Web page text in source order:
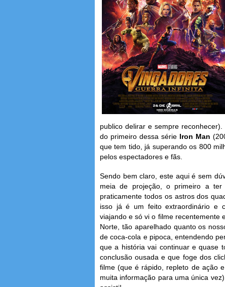
publico delirar e sempre
do primeiro dessa série Iron Man
que tem tido, já superando os 800
pelos espectadores e fãs.
Sendo bem claro, este aqui é sem
meia de projeção, o primeiro a
praticamente todos os astros dos
isso já é um feito extraordinário e
viajando e só vi o filme recentemente
Norte, tão aparelhado quanto os
de coca-cola e pipoca, entendendo
que a história vai continuar e quase
conclusão ousada e que foge dos
filme (que é rápido, repleto de ação
muita informação para uma única